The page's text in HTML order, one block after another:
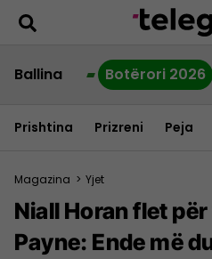
Ballina Botërori 2026
Prishtina Prizreni Peja
Magazina > Yjet
Niall Horan flet
Payne: Ende më